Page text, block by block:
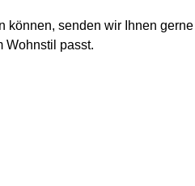
senden wir Ihnen
Wohnstil passt.